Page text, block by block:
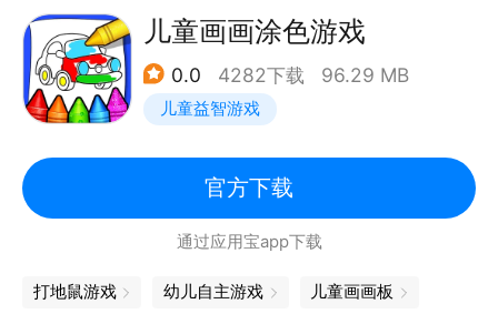
语教学，为3岁，4岁，5岁 儿童快乐基础英语学习提
供帮助。
儿童画画涂色游戏
0.0 4282下载 96.29 MB
儿童益智游戏
官方下载
通过应用宝app下载
打地鼠游戏 幼儿自主游戏 儿童画画板